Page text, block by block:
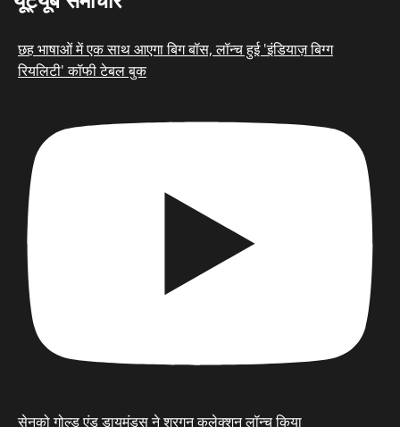
छह भाषाओं में एक साथ आएगा बिग बॉस, लॉन्च हुई 'इंडियाज़ बिग्ग
रियलिटी' कॉफी टेबल बुक
सेनको गोल्ड एंड डायमंड्स ने श्रगुन कलेक्शन लॉन्च किया